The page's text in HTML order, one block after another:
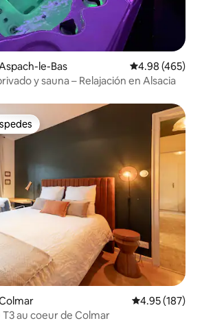
le-Bas Calificación
4.98 (465)
y sauna – Relajación en Alsacia
Calificación
4.95 (187)
T3 au coeur de Colmar